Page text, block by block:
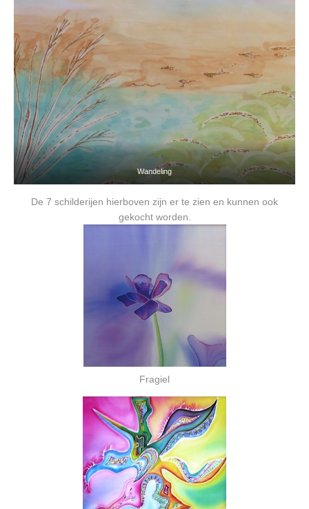
Wandeling
De 7 schilderijen hierboven zijn er te zien en kunnen ook
gekocht worden.
Fragiel